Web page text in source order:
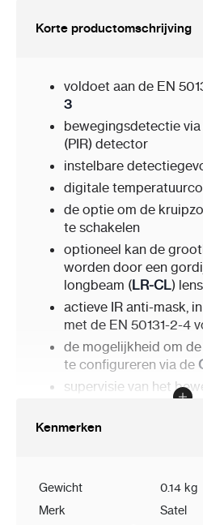
Korte productomschrijving
voldoet aan de EN
3
bewegingsdetectie
(PIR) detector
instelbare
digitale
de optie om de
te schakelen
optioneel kan de
worden door een
longbeam (LR-CL) lens
actieve IR anti-mask,
met de EN 50131-2-4
de mogelijkheid om
te configureren via de
supervisie van het
sabotage beveiliging
sabotage schakelaar
Kenmerken
Gewicht
0.14 kg
Merk
Satel